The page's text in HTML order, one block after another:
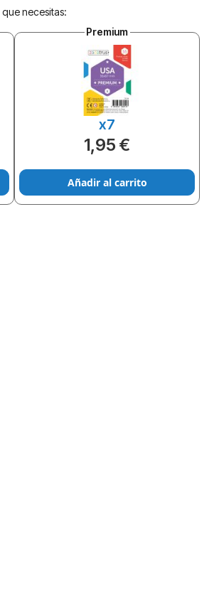
que necesitas:
Premium
x7
1,95 €
Añadir al carrito